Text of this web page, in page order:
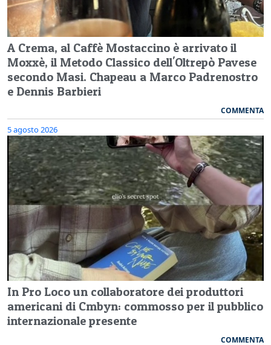
A Crema, al Caffè Mostaccino è arrivato il
Moxxè, il Metodo Classico dell'Oltrepò Pavese
secondo Masi. Chapeau a Marco Padrenostro
e Dennis Barbieri
COMMENTA
5 agosto 2026
In Pro Loco un collaboratore dei produttori
americani di Cmbyn: commosso per il pubblico
internazionale presente
COMMENTA